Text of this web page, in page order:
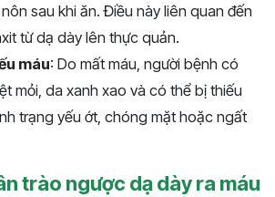
sau khi ăn. Điều này liên quan đến
từ dạ dày lên thực quản.
máu: Do mất máu, người bệnh có
mỏi, da xanh xao và có thể bị thiếu
trạng yếu ớt, chóng mặt hoặc ngất
trào ngược dạ dày ra máu